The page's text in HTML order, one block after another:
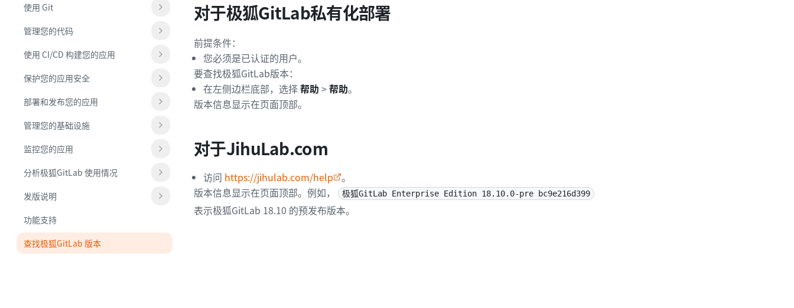
使用 Git
管理您的代码
使用 CI/CD 构建您的应用
保护您的应用安全
部署和发布您的应用
管理您的基础设施
监控您的应用
分析极狐GitLab 使用情况
发版说明
功能支持
查找极狐GitLab 版本
对于极狐GitLab私有化部署
前提条件：
您必须是已认证的用户。
要查找极狐GitLab版本：
在左侧边栏底部，选择帮助 >帮助。
版本信息显示在页面顶部。
对于JihuLab.com
访问 https://jihulab.com/help
。
版本信息显示在页面顶部。例如，
极狐GitLab Enterprise Edition 18.10.0-pre bc9e216d399
表示极狐GitLab 18.10 的预发布版本。